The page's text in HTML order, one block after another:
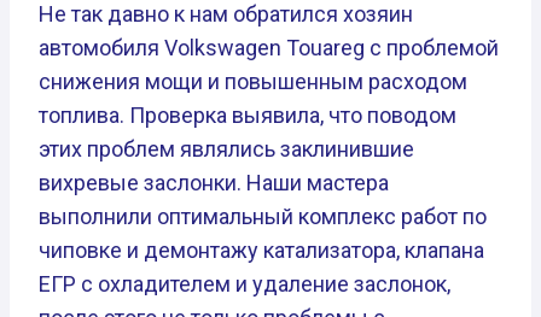
Не так давно к нам обратился хозяин
автомобиля Volkswagen Touareg с проблемой
снижения мощи и повышенным расходом
топлива. Проверка выявила, что поводом
этих проблем являлись заклинившие
вихревые заслонки. Наши мастера
выполнили оптимальный комплекс работ по
чиповке и демонтажу катализатора, клапана
ЕГР с охладителем и удаление заслонок,